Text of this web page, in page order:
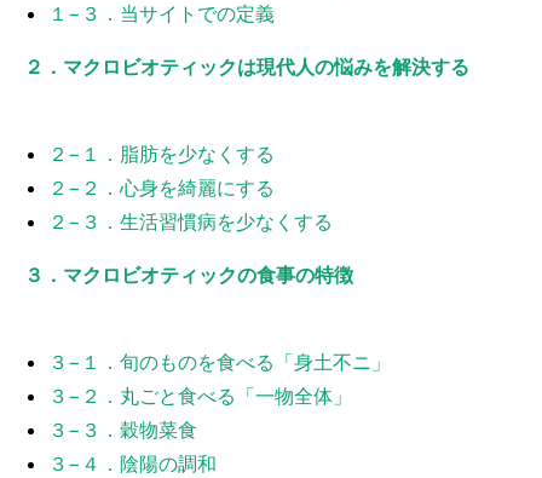
１−３．当サイトでの定義
２．マクロビオティックは現代人の悩みを解決する
２−１．脂肪を少なくする
２−２．心身を綺麗にする
２−３．生活習慣病を少なくする
３．マクロビオティックの食事の特徴
３−１．旬のものを食べる「身土不ニ」
３−２．丸ごと食べる「一物全体」
３−３．穀物菜食
３−４．陰陽の調和